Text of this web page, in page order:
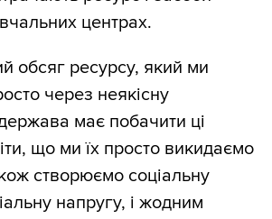
центрах.
обсяг ресурсу, який ми
через неякісну
держава має побачити ці
що ми їх просто викидаємо
створюємо соціальну
напругу, і жодним